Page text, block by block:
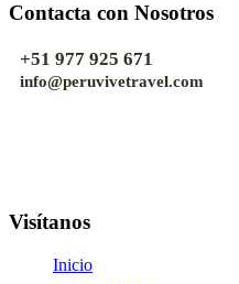
Contacta con Nosotros
+51 977 925 671
info@peruvivetravel.com
Visítanos
Inicio